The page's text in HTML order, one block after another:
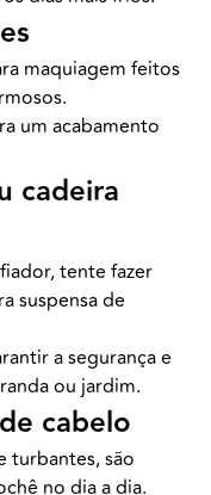
maquiagem feitos
um acabamento
cadeira
tente fazer
suspensa de
a segurança e
ou jardim.
cabelo
turbantes, são
no dia a dia.